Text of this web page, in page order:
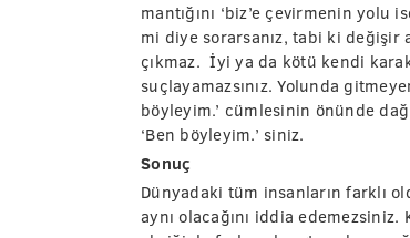
mantığını ‘biz’e çevirmenin
mi diye sorarsanız, tabi ki
çıkmaz. İyi ya da kötü kendi
suçlayamazsınız. Yolunda
böyleyim.’ cümlesinin önünde
‘Ben böyleyim.’ siniz.
Sonuç
Dünyadaki tüm insanların farklı
aynı olacağını iddia